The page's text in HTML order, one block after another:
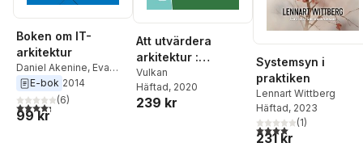
Boken om IT-
arkitektur
Daniel Akenine, Eva
Kammerfors,Jonas
Toftefors,Sven-Håkan
Olsson,
E-bok 2014
4,3utav 5 stjärnor. Totalt antal röster:
(6)
99 kr
Att utvärdera
arkitektur :
handboken
Vulkan
Häftad, 2020
239 kr
Systemsyn i
praktiken
Lennart Wittberg
Häftad, 2023
4,0utav 5 stjärnor.
(1)
231 kr